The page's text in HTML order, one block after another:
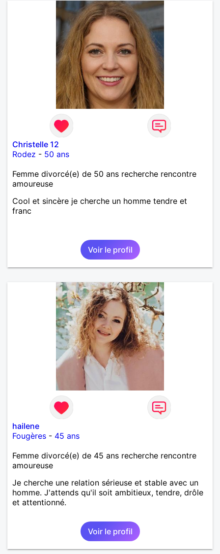
Christelle 12
Rodez - 50 ans
Femme divorcé(e) de 50 ans recherche rencontre
amoureuse
Cool et sincère je cherche un homme tendre et
franc
Voir le profil
hailene
Fougères - 45 ans
Femme divorcé(e) de 45 ans recherche rencontre
amoureuse
Je cherche une relation sérieuse et stable avec un
homme. J'attends qu'il soit ambitieux, tendre, drôle
et attentionné.
Voir le profil